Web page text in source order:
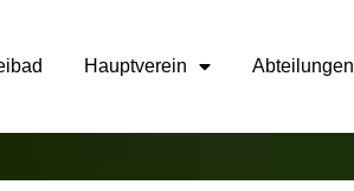
Hauptverein Abteilungen